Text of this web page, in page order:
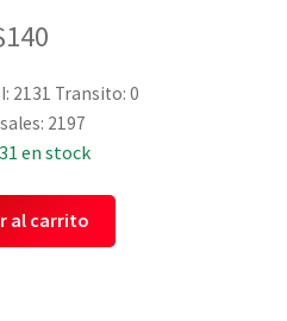
140
2131 Transito: 0
2197
en stock
al carrito